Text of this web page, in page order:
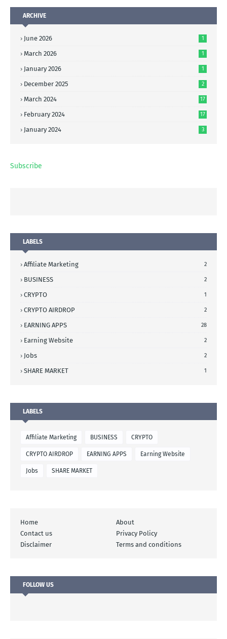
ARCHIVE
June 2026 1
March 2026 1
January 2026 1
December 2025 2
March 2024 17
February 2024 17
January 2024 3
Subscribe
LABELS
Affiliate Marketing 2
BUSINESS 2
CRYPTO 1
CRYPTO AIRDROP 2
EARNING APPS 28
Earning Website 2
Jobs 2
SHARE MARKET 1
LABELS
Affiliate Marketing BUSINESS CRYPTO
CRYPTO AIRDROP EARNING APPS Earning Website
Jobs SHARE MARKET
Home
About
Contact us
Privacy Policy
Disclaimer
Terms and conditions
FOLLOW US